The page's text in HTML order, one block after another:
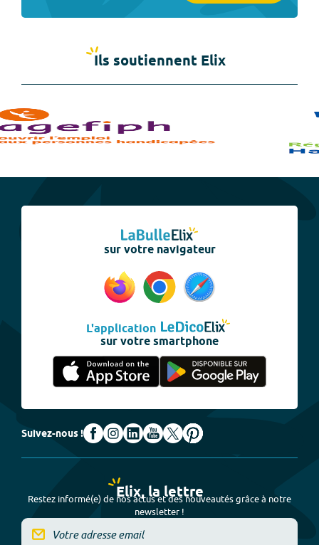
Ils soutiennent Elix
sur votre navigateur
L'application
sur votre smartphone
Suivez-nous !
Elix, la lettre
Restez informé(e) de nos actus et des nouveautés grâce à notre
newsletter !